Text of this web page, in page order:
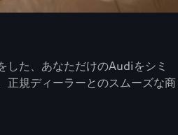
した、あなただけのAudiをシミ
正規ディーラーとのスムーズな商